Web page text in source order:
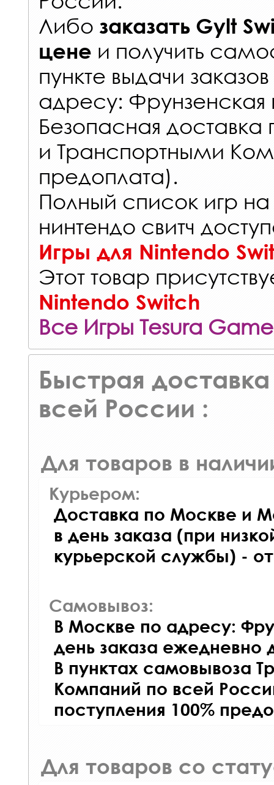
Либо заказать Gylt
цене и получить
пункте выдачи заказов
адресу: Фрунзенская
Безопасная
и Транспортными
предоплата).
Полный список игр
нинтендо свитч
Игры для Nintendo
Этот товар
Nintendo Switch
Все Игры Tesura
Быстрая доставка
всей России :
Для товаров в
Курьером:
Доставка по Москве и
в день заказа (при
курьерской службы) -
Самовывоз:
В Москве по адресу:
день заказа ежедневно
В пунктах самовывоза
Компаний по всей
поступления 100%
Для товаров со